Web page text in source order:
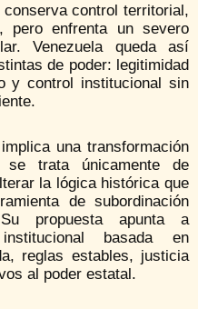
control territorial,
pero enfrenta un severo
Venezuela queda así
de poder: legitimidad
y control institucional sin
una transformación
trata únicamente de
la lógica histórica que
de subordinación
propuesta apunta a
basada en
reglas estables, justicia
al poder estatal.